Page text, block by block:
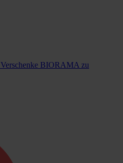
Verschenke BIORAMA zu